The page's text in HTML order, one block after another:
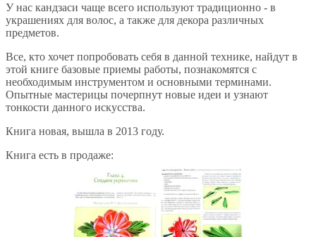
У нас кандзаси чаще всего используют традиционно - в
украшениях для волос, а также для декора различных
предметов.
Все, кто хочет попробовать себя в данной технике, найдут в
этой книге базовые приемы работы, познакомятся с
необходимым инструментом и основными терминами.
Опытные мастерицы почерпнут новые идеи и узнают
тонкости данного искусства.
Книга новая, вышла в 2013 году.
Книга есть в продаже: